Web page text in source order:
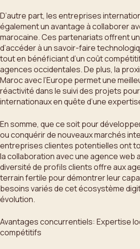
D’autre part, les entreprises
également un avantage à collaborer
marocaine. Ces partenariats offrent
d’accéder à un savoir-faire
tout en bénéficiant d’un coût
agences occidentales. De plus, la
Maroc avec l’Europe permet une
réactivité dans le suivi des projets
internationaux en quête d’une
En somme, que ce soit pour
ou conquérir de nouveaux marchés
entreprises clientes potentielles ont
la collaboration avec une agence web
diversité de profils clients offre aux
terrain fertile pour démontrer leur
besoins variés de cet écosystème
évolution.
Avantages concurrentiels: Expertise
compétitifs